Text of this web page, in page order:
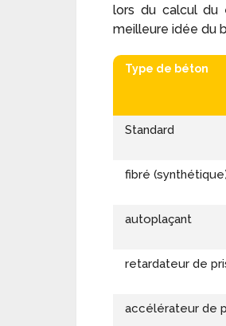
lors du calcul du
meilleure idée du
Type de béton
Standard
fibré
autoplaçant
retardateur de
accélérateur de